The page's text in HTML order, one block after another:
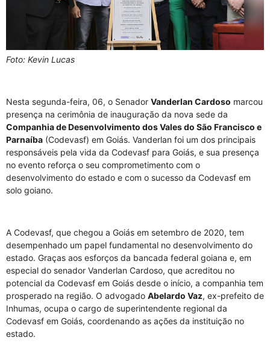
Foto: Kevin Lucas
Nesta segunda-feira, 06, o Senador Vanderlan Cardoso marcou
presença na cerimônia de inauguração da nova sede da
Companhia de Desenvolvimento dos Vales do São Francisco e
Parnaíba (Codevasf) em Goiás. Vanderlan foi um dos principais
responsáveis pela vida da Codevasf para Goiás, e sua presença
no evento reforça o seu comprometimento com o
desenvolvimento do estado e com o sucesso da Codevasf em
solo goiano.
A Codevasf, que chegou a Goiás em setembro de 2020, tem
desempenhado um papel fundamental no desenvolvimento do
estado. Graças aos esforços da bancada federal goiana e, em
especial do senador Vanderlan Cardoso, que acreditou no
potencial da Codevasf em Goiás desde o início, a companhia tem
prosperado na região. O advogado Abelardo Vaz, ex-prefeito de
Inhumas, ocupa o cargo de superintendente regional da
Codevasf em Goiás, coordenando as ações da instituição no
estado.